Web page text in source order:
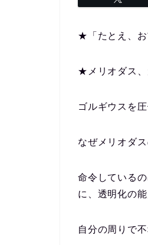
★「たとえ、お
★メリオダス、
ゴルギウスを
なぜメリオダ
命令している
に、透明化の
自分の周りで